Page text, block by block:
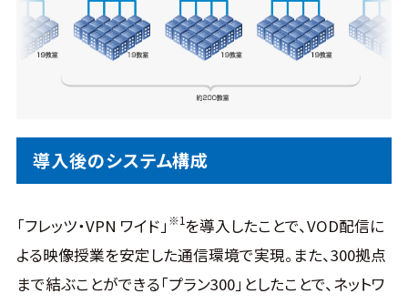
導入後のシステム構成
「フレッツ・VPN ワイド」 ※1を導入したことで、VOD配信に
よる映像授業を安定した通信環境で実現。また、300拠点
まで結ぶことができる「プラン300」としたことで、ネットワ